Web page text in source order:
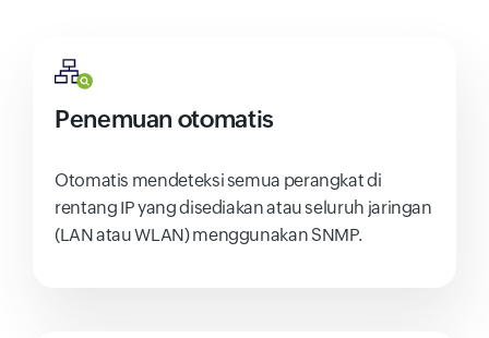
Penemuan otomatis
Otomatis mendeteksi semua perangkat di
rentang IP yang disediakan atau seluruh jaringan
(LAN atau WLAN) menggunakan SNMP.